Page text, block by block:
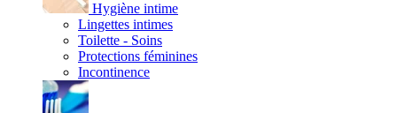
Hygiène intime
Lingettes intimes
Toilette - Soins
Protections féminines
Incontinence